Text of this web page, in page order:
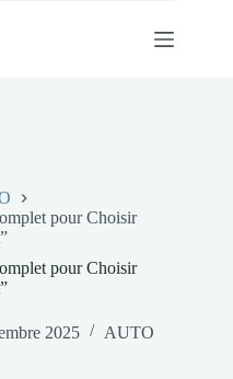
pour Choisir
pour Choisir
2025 AUTO